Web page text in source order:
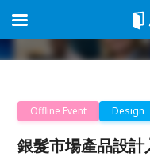
Offline Event Design
銀髮市場產品設